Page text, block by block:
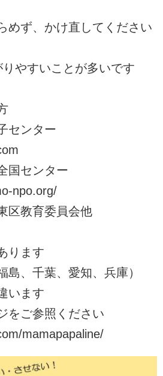
めず、かけ直してください
やすいことが多いです
センター
国センター
npo.org/
区教育委員会他
ります
島、千葉、愛知、兵庫）
います
をご参照ください
mamapapaline/